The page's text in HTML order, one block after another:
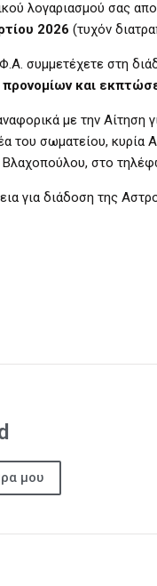
λογαριασμού σας
2026 (τυχόν
συμμετέχετε στη
προνομίων και
με την
του σωματείου,
Βλαχοπούλου, στο
για διάδοση της
μου